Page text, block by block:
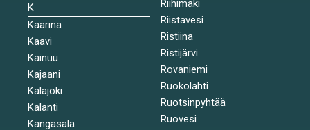
K
Kaarina
Kaavi
Kainuu
Kajaani
Kalajoki
Kalanti
Kangasala
Riihimäki
Riistavesi
Ristiina
Ristijärvi
Rovaniemi
Ruokolahti
Ruotsinpyhtää
Ruovesi